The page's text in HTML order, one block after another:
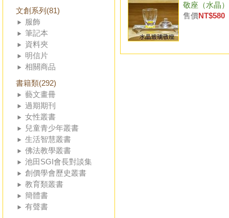
文創系列(81)
服飾
筆記本
資料夾
明信片
相關商品
書籍類(292)
藝文畫冊
過期期刊
女性叢書
兒童青少年叢書
生活智慧叢書
佛法教學叢書
池田SGI會長對談集
創價學會歷史叢書
教育類叢書
簡體書
有聲書
敬座（水晶）
售價NT$580